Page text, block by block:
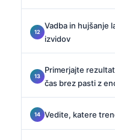
Vadba in hujšanje
izvidov
Primerjajte
čas brez pasti z
Vedite, katere